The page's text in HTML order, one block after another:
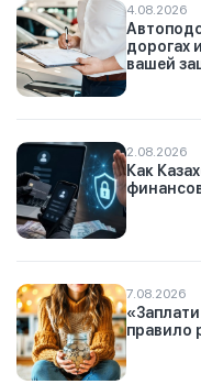
4.08.2026
дорогах
вашей
2.08.2026
Как
7.08.2026
правило